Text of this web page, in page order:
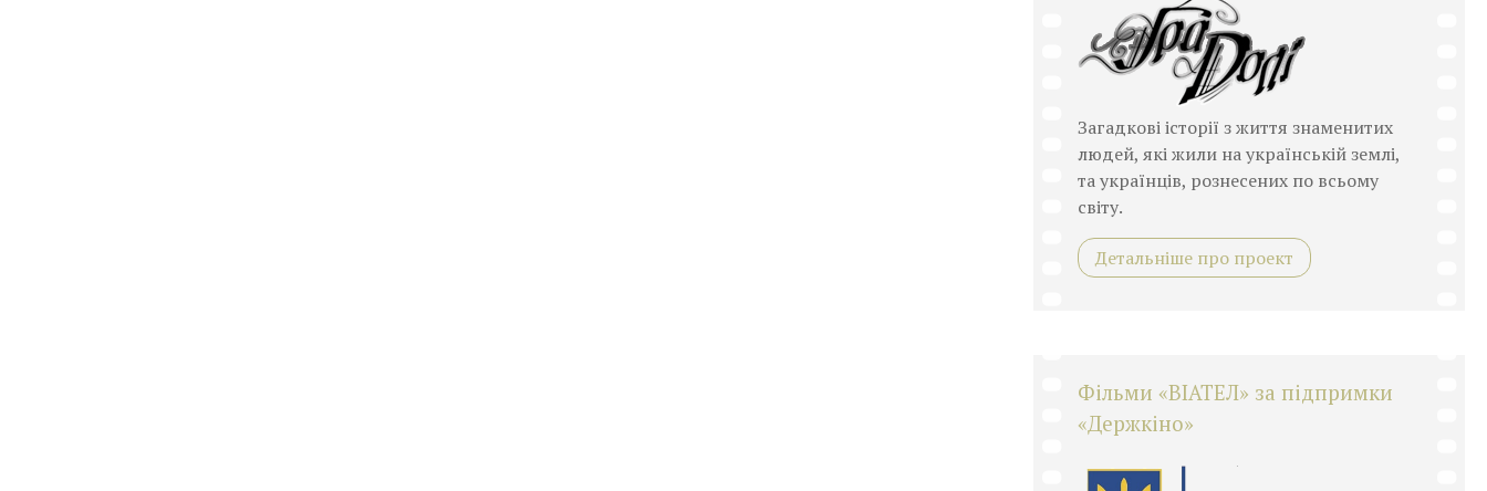
Загадкові історії з життя знаменитих
людей, які жили на українській землі,
та українців, рознесених по всьому
світу.
Детальніше про проект
Фільми «ВІАТЕЛ» за підпримки
«Держкіно»